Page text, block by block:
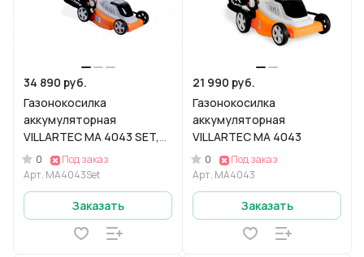
34 890 руб.
Газонокосилка
аккумуляторная
VILLARTEC MA 4043 SET,
AM405, AS402
0
Под заказ
Арт. MA4043Set
Заказать
21 990 руб.
Газонокосилка
аккумуляторная
VILLARTEC MA 4043
0
Под заказ
Арт. MA4043
Заказать